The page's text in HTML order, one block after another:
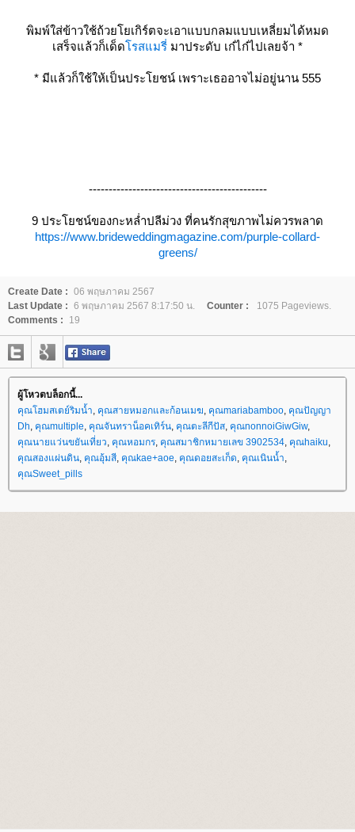
พิมพ์ใส่ข้าวใช้ถ้วยโยเกิร์ตจะเอาแบบกลมแบบเหลี่ยมได้หมด
เสร็จแล้วก็เด็ดรสแมรี่ มาประดับ เก๋ไก๋ไปเลยจ้า *
* มีแล้วก็ใช้ให้เป็นประโยชน์ เพราะเธออาจไม่อยู่นาน 555
---------------------------------------------
9 ประโยชน์ของกะหล่ำปลีม่วง ที่คนรักสุขภาพไม่ควรพลาด
https://www.brideweddingmagazine.com/purple-collard-
greens/
Create Date : 06 พฤษภาคม 2567
Last Update : 6 พฤษภาคม 2567 8:17:50 น. Counter :
1075 Pageviews.
Comments :
19
ผู้โหวตบล็อกนี้...
คุณโฮมสเตย์ริมน้ำ คุณสายหมอกและก้อนเมฆ คุณmariabamboo คุณปัญญา
Dh คุณmultiple คุณจันทราน็อคเทิร์น คุณตะลีกีปัส คุณnonnoiGiwGiw,
คุณนายแว่นขยันเที่ยว คุณหอมกร คุณสมาชิกหมายเลข 3902534 คุณhaiku
คุณสองแผ่นดิน คุณอุ้มสี คุณkae+aoe คุณดอยสะเก็ด คุณเนินน้ำ
คุณSweet_pills